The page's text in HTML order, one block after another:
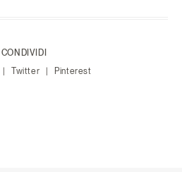
CONDIVIDI
Twitter Pinterest